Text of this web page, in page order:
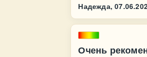
Надежда,
Очень